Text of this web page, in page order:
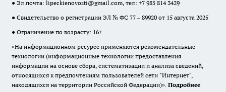
● Эл.почта: lipeckienovosti@gmail.com, тел: +7 985 814 3429
● Свидетельство о регистрации ЭЛ № ФС 77 – 89920 от 15 августа 2025
● Ограничение по возрасту: 16+
«На информационном ресурсе применяются рекомендательные
технологии (информационные технологии предоставления
информации на основе сбора, систематизации и анализа сведений,
относящихся к предпочтениям пользователей сети "Интернет",
находящихся на территории Российской Федерации)». Подробнее